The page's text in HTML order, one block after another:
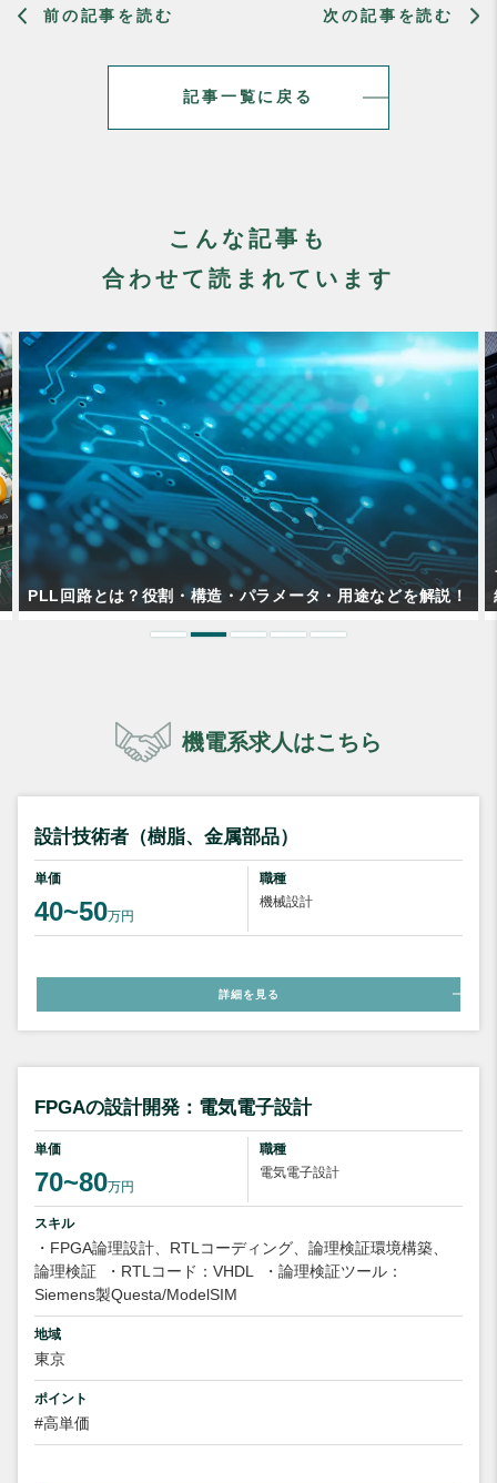
前の記事を読む
記事一覧に戻る
次の記事を読む
こんな記事も
合わせて読まれています
フラッシュメモリとは？動作原理や種類などをわかりやすく
紹介！
機電系求人はこちら
設計技術者（樹脂、金属部品）
単価
40~50万円
職種
機械設計
詳細を見る
FPGAの設計開発：電気電子設計
単価
70~80万円
職種
電気電子設計
スキル
・FPGA論理設計、RTLコーディング、論理検証環境構築、
論理検証
・RTLコード：VHDL
・論理検証ツール：
Siemens製Questa/ModelSIM
地域
東京
ポイント
#高単価